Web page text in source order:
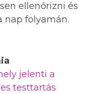
ellenőrizni és
nap folyamán.
jelenti a
testtartás